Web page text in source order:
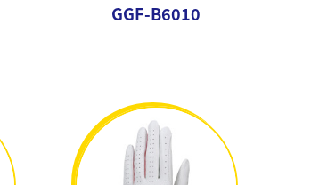
GGF-B6010